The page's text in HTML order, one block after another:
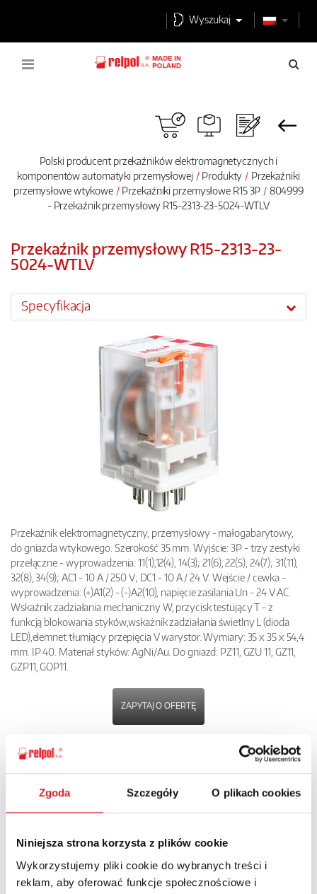
Zgoda Szczegóły O plikach cookies
Niniejsza strona korzysta z plików cookie
Wykorzystujemy pliki cookie do wybranych treści i
reklam, aby oferować funkcje społecznościowe i
Wyszukaj
Polski producent przekaźników elektromagnetycznych i
komponentów automatyki przemysłowej
Produkty
Przekaźniki
przemysłowe wtykowe
Przekaźniki przemysłowe R15 3P
804999
- Przekaźnik przemysłowy R15-2313-23-5024-WTLV
Przekaźnik przemysłowy R15-2313-23-
5024-WTLV
Specyfikacja
Przekaźnik elektromagnetyczny, przemysłowy - małogabarytowy,
do gniazda wtykowego. Szerokość 35 mm. Wyjście: 3P - trzy zestyki
przełączne - wyprowadzenia: 11(1),12(4), 14(3); 21(6), 22(5), 24(7); 31(11),
32(8), 34(9); AC1 - 10 A / 250 V; DC1 - 10 A / 24 V. Wejście / cewka -
wyprowadzenia: (+)A1(2) - (-)A2(10), napięcie zasilania Un - 24 V AC.
Wskaźnik zadziałania mechaniczny W, przycisk testujący T - z
funkcją blokowania styków,wskażnik zadziałania świetlny L (dioda
LED),elemnet tłumiący przepięcia V warystor. Wymiary: 35 x 35 x 54,4
mm. IP 40. Materiał styków: AgNi/Au. Do gniazd: PZ11, GZU 11, GZ11,
GZP11, GOP11.
ZAPYTAJ O OFERTĘ